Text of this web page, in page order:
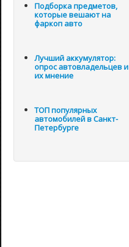
Подборка предметов,
которые вешают на
фаркоп авто
Лучший аккумулятор:
опрос автовладельцев и
их мнение
ТОП популярных
автомобилей в Санкт-
Петербурге